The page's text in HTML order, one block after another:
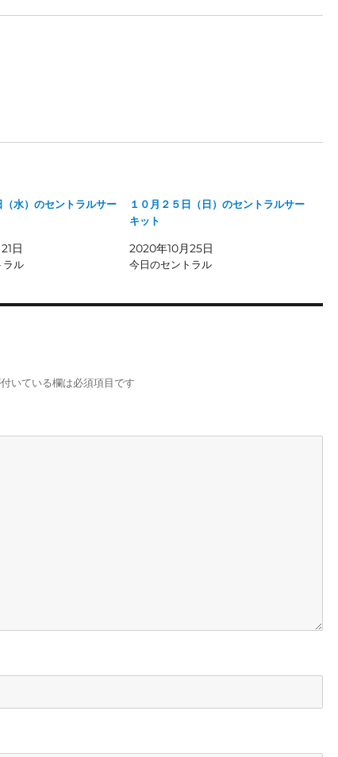
（水）のセントラルサー
日
ラル
１０月２５日（日）のセントラルサー
キット
2020年10月25日
今日のセントラル
いている欄は必須項目です